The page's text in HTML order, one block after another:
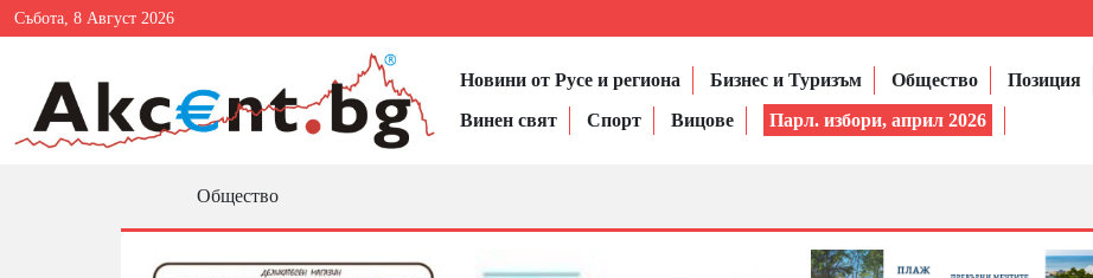
Събота, 8 Август 2026
Новини от Русе и региона Бизнес и Туризъм Общество Позиция
Винен свят
Спорт Вицове Парл. избори, април 2026
Общество